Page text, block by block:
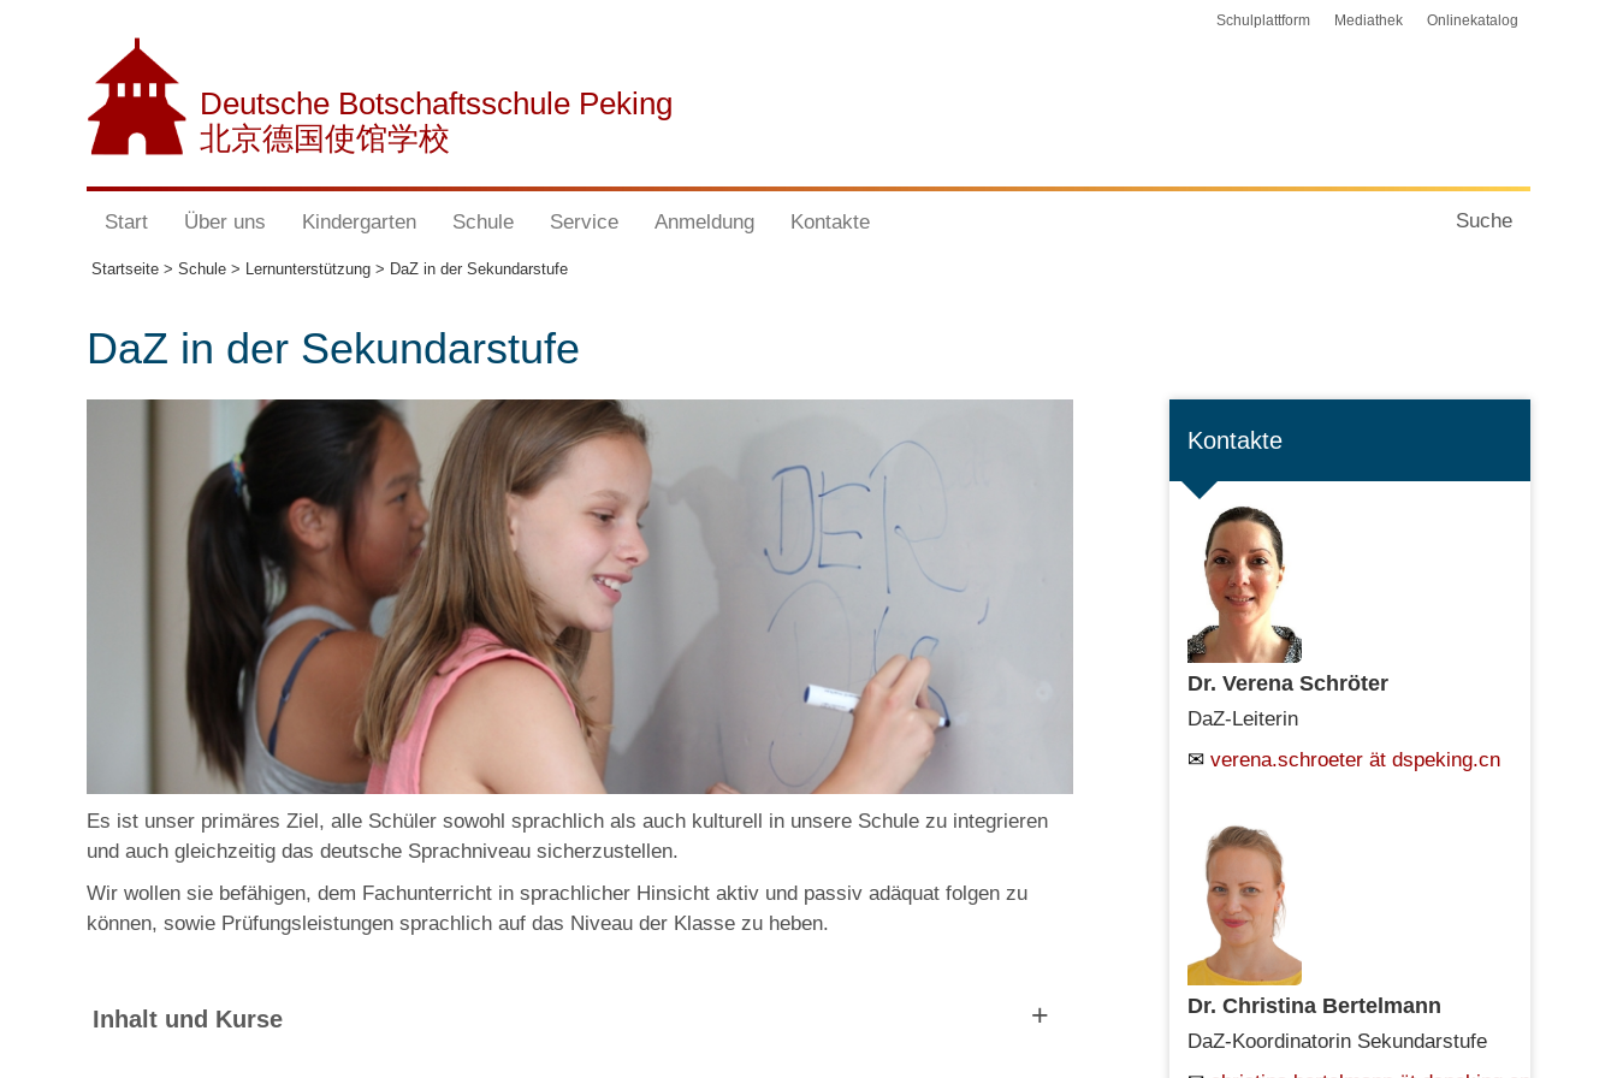
Onlinekatalog
Mediathek
Schulplattform
Deutsche Botschaftsschule Peking
北京德国使馆学校
Start Über uns Kindergarten Schule Service Anmeldung Kontakte Suche
Startseite > Schule > Lernunterstützung > DaZ in der Sekundarstufe
DaZ in der Sekundarstufe
Es ist unser primäres Ziel, alle Schüler sowohl sprachlich als auch kulturell in unsere Schule zu integrieren
und auch gleichzeitig das deutsche Sprachniveau sicherzustellen.
Wir wollen sie befähigen, dem Fachunterricht in sprachlicher Hinsicht aktiv und passiv adäquat folgen zu
können, sowie Prüfungsleistungen sprachlich auf das Niveau der Klasse zu heben.
Inhalt und Kurse
Kontakte
Dr. Verena Schröter
DaZ-Leiterin
verena.schroeter ät dspeking.cn
Dr. Christina Bertelmann
DaZ-Koordinatorin Sekundarstufe